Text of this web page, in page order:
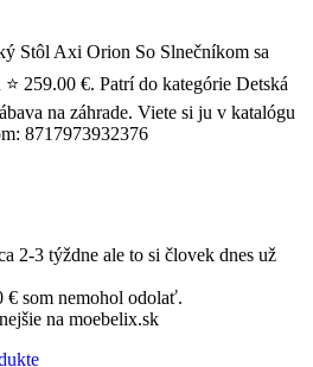
Stôl Axi Orion So Slnečníkom sa
259.00 €. Patrí do kategórie Detská
na záhrade. Viete si ju v katalógu
8717973932376
2-3 týždne ale to si človek dnes už
€ som nemohol odolať.
na moebelix.sk